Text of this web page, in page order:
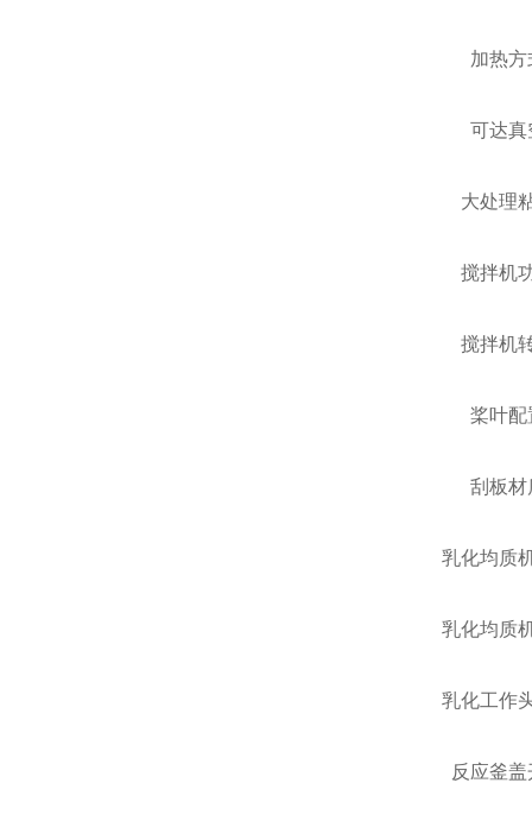
加热方
可达真
大处理
搅拌机
搅拌机
桨叶配
刮板材
乳化均质
乳化均质
乳化工作
反应釜盖